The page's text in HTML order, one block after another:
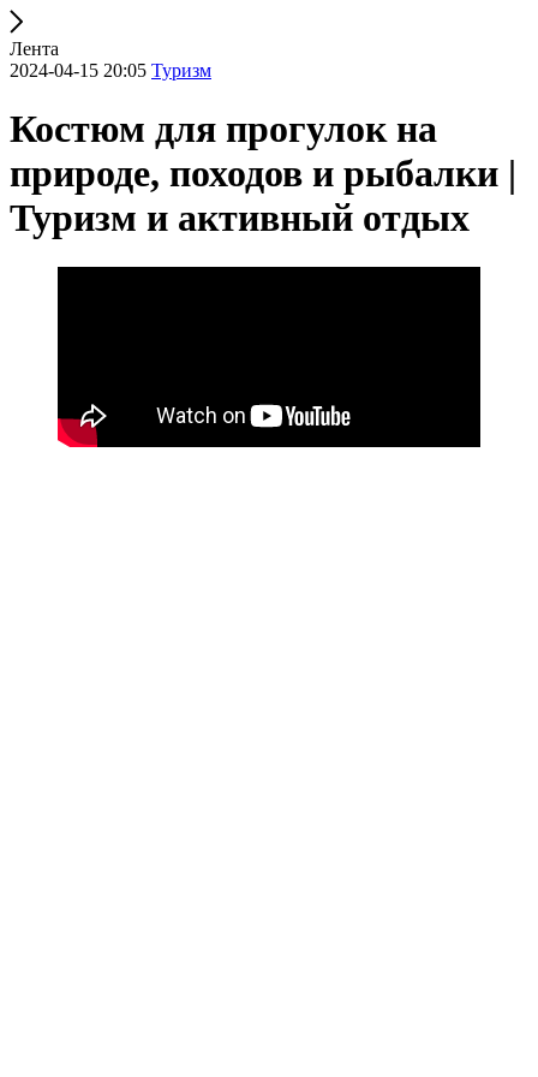
Лента
2024-04-15 20:05 Туризм
Костюм для прогулок на
природе, походов и рыбалки |
Туризм и активный отдых